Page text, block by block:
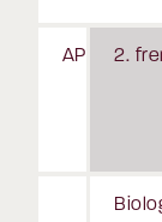
AP 2.